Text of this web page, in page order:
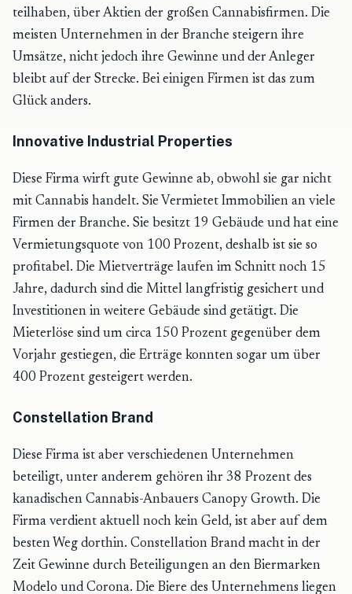
teilhaben, über Aktien der großen Cannabisfirmen. Die
meisten Unternehmen in der Branche steigern ihre
Umsätze, nicht jedoch ihre Gewinne und der Anleger
bleibt auf der Strecke. Bei einigen Firmen ist das zum
Glück anders.
Innovative Industrial Properties
Diese Firma wirft gute Gewinne ab, obwohl sie gar nicht
mit Cannabis handelt. Sie Vermietet Immobilien an viele
Firmen der Branche. Sie besitzt 19 Gebäude und hat eine
Vermietungsquote von 100 Prozent, deshalb ist sie so
profitabel. Die Mietverträge laufen im Schnitt noch 15
Jahre, dadurch sind die Mittel langfristig gesichert und
Investitionen in weitere Gebäude sind getätigt. Die
Mieterlöse sind um circa 150 Prozent gegenüber dem
Vorjahr gestiegen, die Erträge konnten sogar um über
400 Prozent gesteigert werden.
Constellation Brand
Diese Firma ist aber verschiedenen Unternehmen
beteiligt, unter anderem gehören ihr 38 Prozent des
kanadischen Cannabis-Anbauers Canopy Growth. Die
Firma verdient aktuell noch kein Geld, ist aber auf dem
besten Weg dorthin. Constellation Brand macht in der
Zeit Gewinne durch Beteiligungen an den Biermarken
Modelo und Corona. Die Biere des Unternehmens liegen